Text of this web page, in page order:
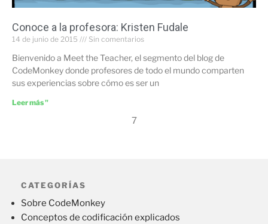
Conoce a la profesora: Kristen Fudale
14 de junio de 2015 Sin comentarios
Bienvenido a Meet the Teacher, el segmento del blog de
CodeMonkey donde profesores de todo el mundo comparten
sus experiencias sobre cómo es ser un
Leer más "
7
CATEGORÍAS
Sobre CodeMonkey
Conceptos de codificación explicados